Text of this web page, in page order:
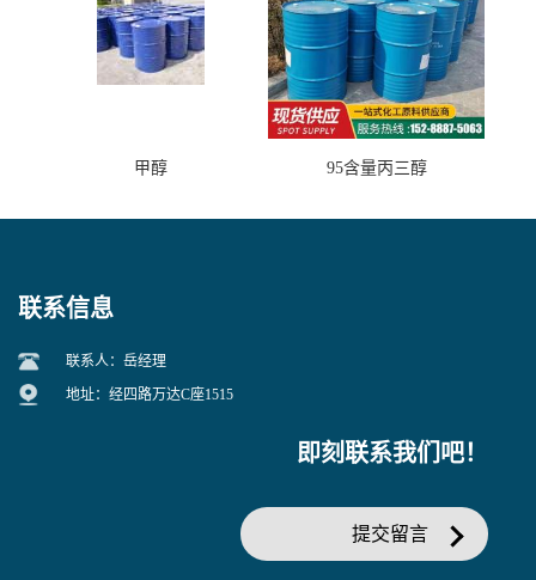
甲醇 95含量丙三醇
联系信息
联系人：岳经理
地址：经四路万达C座1515
即刻联系我们吧！
提交留言